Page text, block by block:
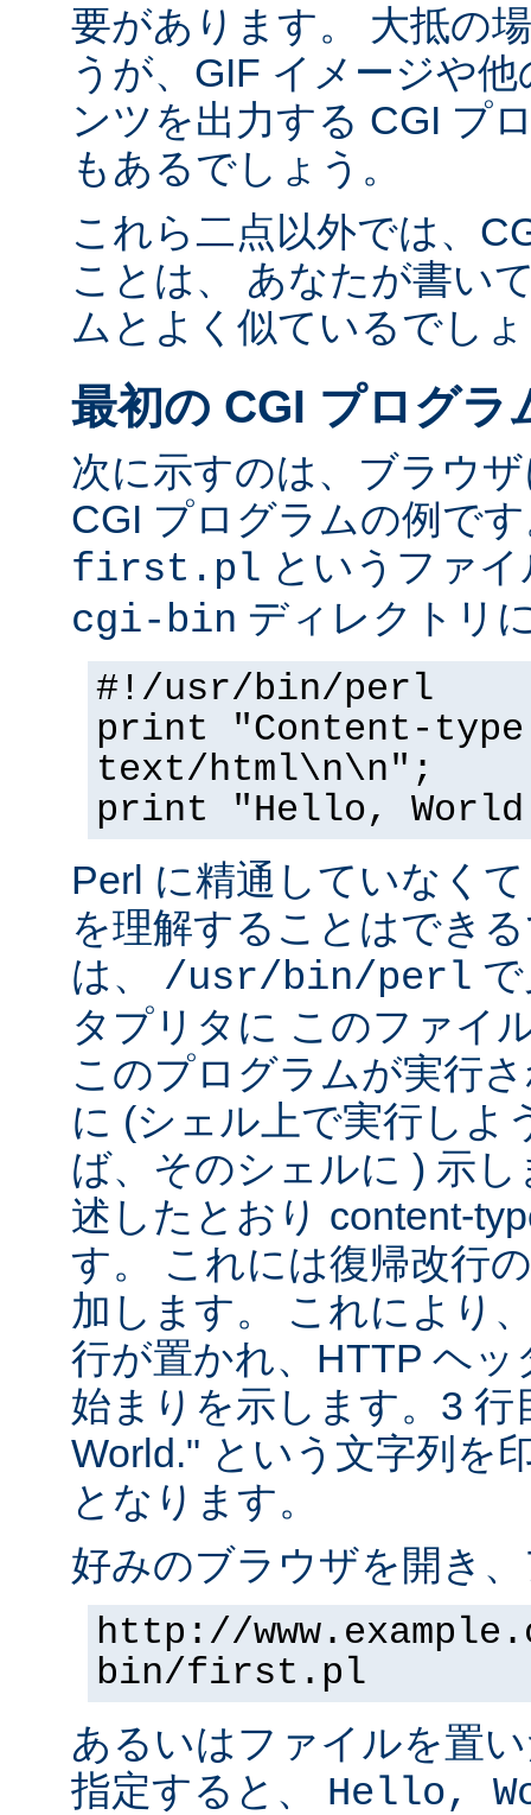
要があります。 大抵の
うが、GIF イメージや
ンツを出力する CGI プ
もあるでしょう。
これら二点以外では、
ことは、 あなたが書い
ムとよく似ているでし
最初の CGI プログラ
次に示すのは、ブラウ
CGI プログラムの例で
first.pl というファ
cgi-bin ディレクトリ
#!/usr/bin/perl
print "Content-
text/html\n\n";
print "Hello,
Perl に精通していなく
を理解することはでき
は、 /usr/bin/perl
タプリタに このファイ
このプログラムが実行
に (シェル上で実行しよ
ば、そのシェルに ) 示
述したとおり content-
す。 これには復帰改行
加します。 これにより
行が置かれ、HTTP ヘ
始まりを示します。3 行
World." という文字列を
となります。
好みのブラウザを開き
http://
bin/first.pl
あるいはファイルを置
指定すると、 Hello,